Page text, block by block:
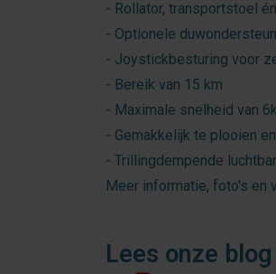
- Rollator, transportstoel
- Optionele
- Joystickbesturing voor
- Bereik van 15 km
- Maximale snelheid van
- Gemakkelijk te plooien
- Trillingdempende
Meer informatie, foto's en
Lees onze blog